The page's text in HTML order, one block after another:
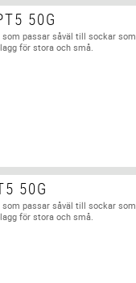
50G
passar såväl till sockar som
för stora och små.
50G
passar såväl till sockar som
för stora och små.